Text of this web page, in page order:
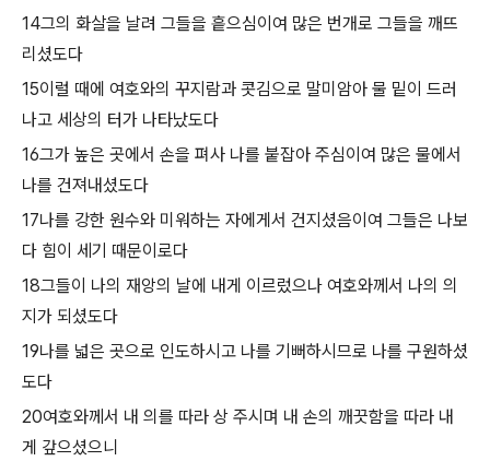
14그의 화살을 날려 그들을 흩으심이여 많은 번개로 그들을 깨뜨
리셨도다
15이럴 때에 여호와의 꾸지람과 콧김으로 말미암아 물 밑이 드러
나고 세상의 터가 나타났도다
16그가 높은 곳에서 손을 펴사 나를 붙잡아 주심이여 많은 물에서
나를 건져내셨도다
17나를 강한 원수와 미워하는 자에게서 건지셨음이여 그들은 나보
다 힘이 세기 때문이로다
18그들이 나의 재앙의 날에 내게 이르렀으나 여호와께서 나의 의
지가 되셨도다
19나를 넓은 곳으로 인도하시고 나를 기뻐하시므로 나를 구원하셨
도다
20여호와께서 내 의를 따라 상 주시며 내 손의 깨끗함을 따라 내
게 갚으셨으니